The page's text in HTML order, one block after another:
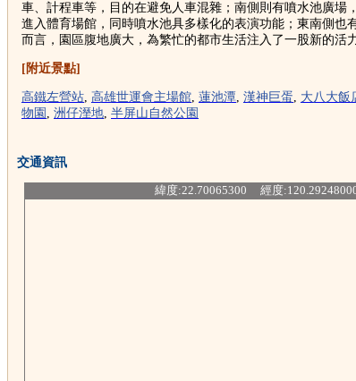
車、計程車等，目的在避免人車混雜；南側則有噴水池廣場
進入體育場館，同時噴水池具多樣化的表演功能；東南側也
而言，園區腹地廣大，為繁忙的都市生活注入了一股新的活力
[附近景點]
高鐵左營站, 高雄世運會主場館, 蓮池潭, 漢神巨蛋, 大八大飯
物園 , 洲仔溼地, 半屏山自然公園
交通資訊
緯度:22.70065300 經度